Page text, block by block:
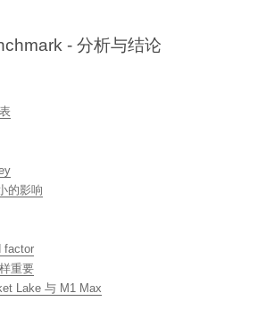
- 分析与结论
的影响
factor
重要
Lake 与 M1 Max